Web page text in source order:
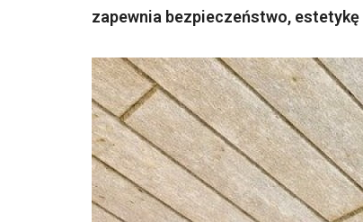
zapewnia bezpieczeństwo,